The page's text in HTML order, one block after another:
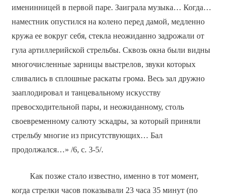
именинницей в первой паре. Заиграла музыка… Когда…
наместник опустился на колено перед дамой, медленно
кружа ее вокруг себя, стекла неожиданно задрожали от
гула артиллерийской стрельбы. Сквозь окна были видны
многочисленные зарницы выстрелов, звуки которых
сливались в сплошные раскаты грома. Весь зал дружно
зааплодировал и танцевальному искусству
превосходительной пары, и неожиданному, столь
своевременному салюту эскадры, за который приняли
стрельбу многие из присутствующих… Бал
продолжался…» /6, с. 3-5/.
Как позже стало известно, именно в тот момент,
когда стрелки часов показывали 23 часа 35 минут (по